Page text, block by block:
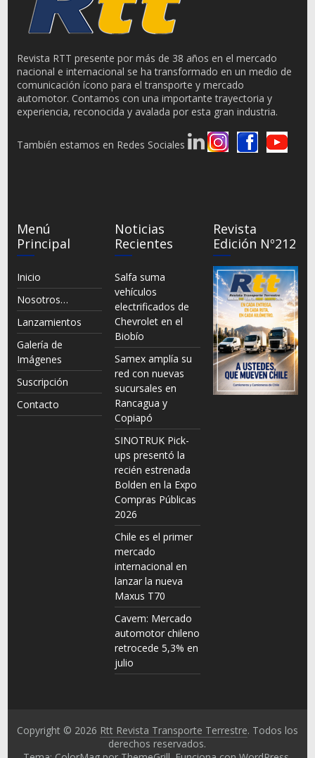
Revista RTT presente por más de 38 años en el mercado
nacional e internacional se ha transformado en un medio de
comunicación ícono para el transporte y mercado
automotor. Contamos con una importante trayectoria y
experiencia, reconocida y avalada por esta gran industria.
También estamos en Redes Sociales
Menú
Principal
Inicio
Nosotros…
Lanzamientos
Galería de
Imágenes
Suscripción
Contacto
Noticias
Recientes
Salfa suma
vehículos
electrificados de
Chevrolet en el
Biobío
Samex amplía su
red con nuevas
sucursales en
Rancagua y
Copiapó
SINOTRUK Pick-
ups presentó la
recién estrenada
Bolden en la Expo
Compras Públicas
2026
Chile es el primer
mercado
internacional en
lanzar la nueva
Maxus T70
Cavem: Mercado
automotor chileno
retrocede 5,3% en
julio
Revista
Edición Nº212
Copyright © 2026 Rtt Revista Transporte Terrestre. Todos los
derechos reservados.